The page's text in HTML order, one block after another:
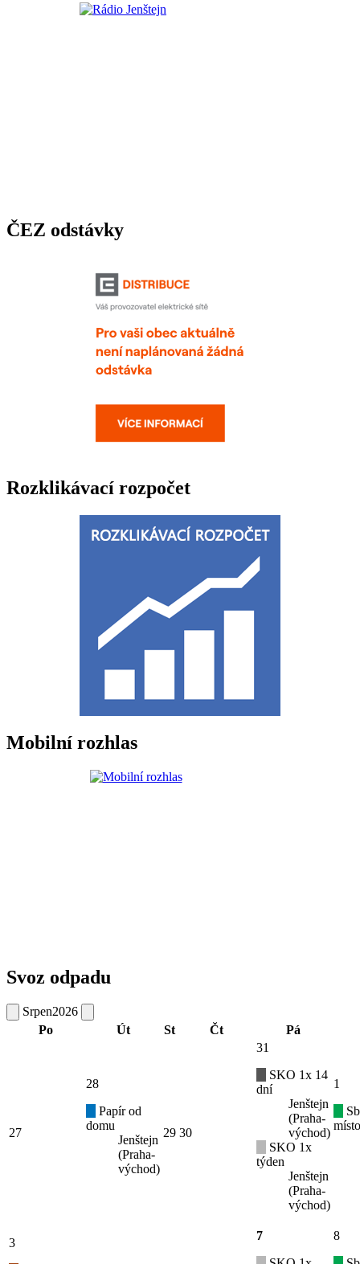
ČEZ odstávky
Rozklikávací rozpočet
Mobilní rozhlas
Svoz odpadu
Srpen2026
Po
Út St Čt Pá
27
28
Papír od
domu
Jenštejn
(Praha-
východ)
29 30
31
SKO 1x 14
dní
Jenštejn
(Praha-
východ)
SKO 1x
týden
Jenštejn
(Praha-
východ)
1
3
7
8